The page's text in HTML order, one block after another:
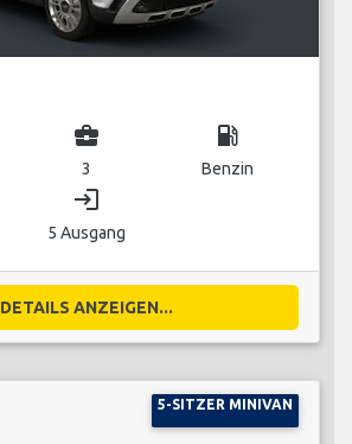
business_center
3
local_gas_station
Benzin
login
5 Ausgang
DETAILS ANZEIGEN...
5-SITZER MINIVAN